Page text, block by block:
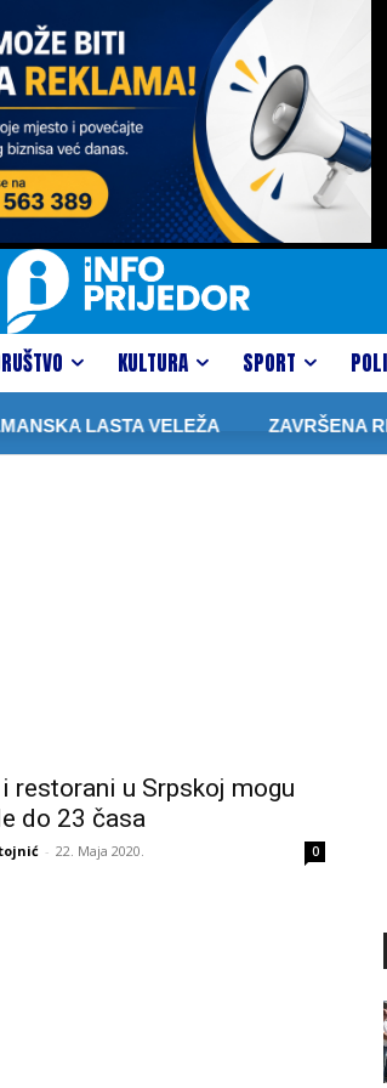
KULTURA SPORT
LASTA VELEŽA
ZAVRŠENA
restorani u Srpskoj mogu
do 23 časa
- 22. Maja 2020. 0